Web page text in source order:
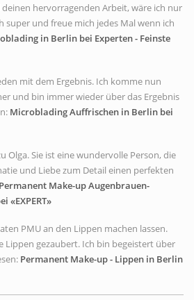
hervorragenden Arbeit, wäre ich nur
super und freue mich jedes Mal wenn ich
in Berlin bei Experten - Feinste
mit dem Ergebnis. Ich komme nun
und bin immer wieder über das Ergebnis
Microblading Auffrischen in Berlin bei
Olga. Sie ist eine wundervolle Person, die
und Liebe zum Detail einen perfekten
Permanent Make-up Augenbrauen-
«EXPERT»
PMU an den Lippen machen lassen.
Lippen gezaubert. Ich bin begeistert über
Permanent Make-up - Lippen in Berlin